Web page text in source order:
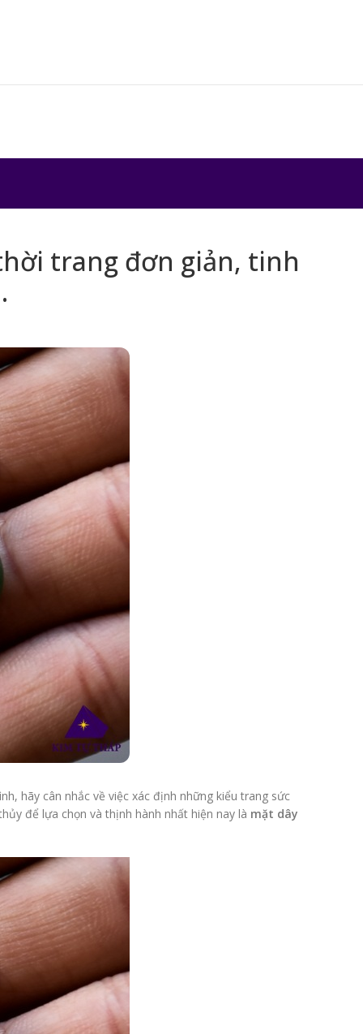
trang đơn giản, tinh
hãy cân nhắc về việc xác định những kiểu trang sức
để lựa chọn và thịnh hành nhất hiện nay là mặt dây